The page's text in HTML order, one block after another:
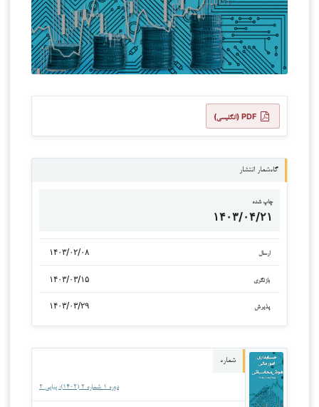
PDF (انگلیسی)
گاه‌شمار انتشار
چاپ شده
۱۴۰۳/۰۴/۲۱
ارسال ۱۴۰۳/۰۲/۰۸
بازنگری ۱۴۰۳/۰۳/۱۵
پذیرش ۱۴۰۳/۰۳/۲۹
شماره
دوره ۱ شماره ۲ (۱۴۰۲): پیاپی ۲